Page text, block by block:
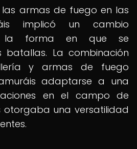
armas de fuego en las
implicó un cambio
la forma en que se
batallas. La combinación
y armas de fuego
adaptarse a una
en el campo de
otorgaba una versatilidad